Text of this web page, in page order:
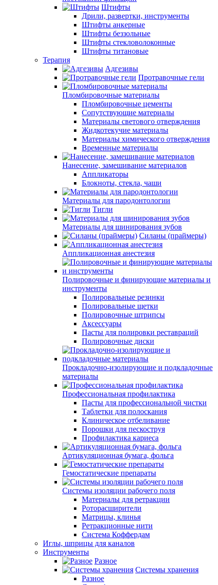
Штифты
Дрили, развертки, инструменты
Штифты анкерные
Штифты беззольные
Штифты стекловолоконные
Штифты титановые
Терапия
Адгезивы
Протравочные гели
Пломбировочные материалы
Пломбировочные цементы
Сопутствующие материалы
Материалы светового отверждения
Жидкотекучие материалы
Материалы химического отверждения
Временные материалы
Нанесение, замешивание материалов
Аппликаторы
Блокноты, стекла, чаши
Материалы для пародонтологии
Тигли
Материалы для шинирования зубов
Силаны (праймеры)
Аппликационная анестезия
Полировочные и финирующие материалы и
инструменты
Полировальные резинки
Полировальные щетки
Полировочные штрипсы
Аксессуары
Пасты для полировки реставраций
Полировочные диски
Прокладочно-изолирующие и подкладочные
материалы
Профессиональная профилактика
Пасты для профессиональной чистки
Таблетки для полоскания
Клиническое отбеливание
Порошки для пескоструя
Профилактика кариеса
Артикуляционная бумага, фольга
Гемостатические препараты
Системы изоляции рабочего поля
Материалы для ретракции
Роторасширители
Матрицы, клинья
Ретракционные нити
Система Коффердам
Иглы, шприцы для каналов
Инструменты
Разное
Системы хранения
Разное